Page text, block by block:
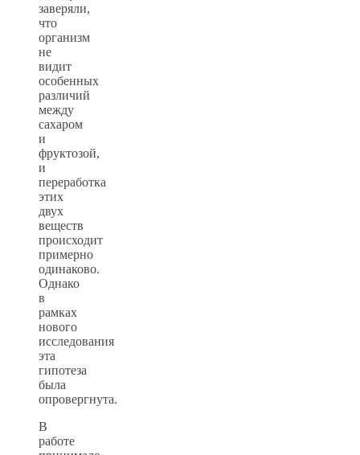
заверяли,
что
организм
не
видит
особенных
различий
между
сахаром
и
фруктозой,
и
переработка
этих
двух
веществ
происходит
примерно
одинаково.
Однако
в
рамках
нового
исследования
эта
гипотеза
была
опровергнута.
В
работе